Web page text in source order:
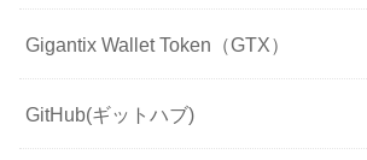
Gigantix Wallet Token（GTX）
GitHub(ギットハブ)